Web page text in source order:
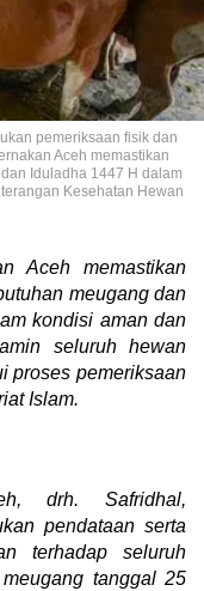
pemeriksaan fisik dan
Aceh memastikan
Iduladha 1447 H dalam
Kesehatan Hewan
Aceh memastikan
meugang dan
kondisi aman dan
seluruh hewan
proses pemeriksaan
Islam.
drh. Safridhal,
pendataan serta
terhadap seluruh
tanggal 25